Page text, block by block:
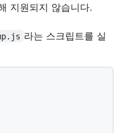
지원되지 않습니다.
라는 스크립트를 실